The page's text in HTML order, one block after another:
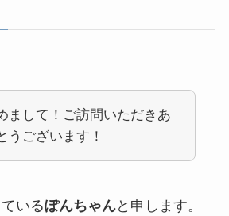
まして！ご訪問いただきあ
うございます！
いるぽんちゃんと申します。